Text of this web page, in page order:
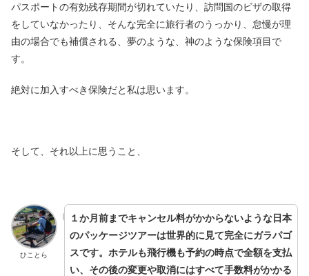
パスポートの有効残存期間が切れていたり、訪問国のビザの取得
をしていなかったり、そんな完全に旅行者のうっかり、怠慢が理
由の場合でも補償される、夢のような、神のような保険項目で
す。
絶対に加入すべき保険だと私は思います。
そして、それ以上に思うこと、
ひことら
１か月前までキャンセル料がかからないような日本
のパッケージツアーは世界的に見て完全にガラパゴ
スです。ホテルも飛行機も予約の時点で全額を支払
い、その後の変更や取消にはすべて手数料がかかる